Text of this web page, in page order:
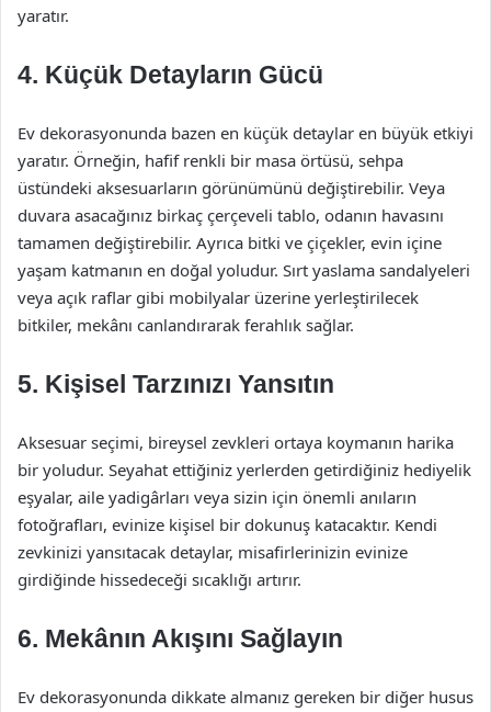
yaratır.
4. Küçük Detayların Gücü
Ev dekorasyonunda bazen en küçük detaylar en büyük etkiyi
yaratır. Örneğin, hafif renkli bir masa örtüsü, sehpa
üstündeki aksesuarların görünümünü değiştirebilir. Veya
duvara asacağınız birkaç çerçeveli tablo, odanın havasını
tamamen değiştirebilir. Ayrıca bitki ve çiçekler, evin içine
yaşam katmanın en doğal yoludur. Sırt yaslama sandalyeleri
veya açık raflar gibi mobilyalar üzerine yerleştirilecek
bitkiler, mekânı canlandırarak ferahlık sağlar.
5. Kişisel Tarzınızı Yansıtın
Aksesuar seçimi, bireysel zevkleri ortaya koymanın harika
bir yoludur. Seyahat ettiğiniz yerlerden getirdiğiniz hediyelik
eşyalar, aile yadigârları veya sizin için önemli anıların
fotoğrafları, evinize kişisel bir dokunuş katacaktır. Kendi
zevkinizi yansıtacak detaylar, misafirlerinizin evinize
girdiğinde hissedeceği sıcaklığı artırır.
6. Mekânın Akışını Sağlayın
Ev dekorasyonunda dikkate almanız gereken bir diğer husus